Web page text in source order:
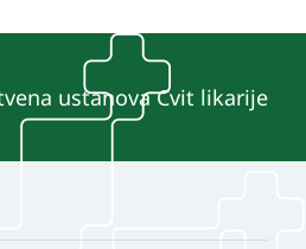
ustanova Cvit likarije